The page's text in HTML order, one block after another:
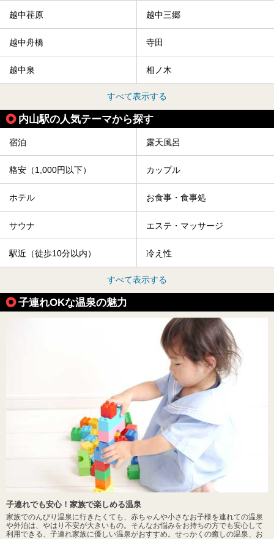
越中荏原 越中三郷
越中舟橋 寺田
越中泉 相ノ木
すべて表示する
内山駅の人気テーマから探す
宿泊 露天風呂
格安（1,000円以下） カップル
ホテル お食事・食事処
サウナ エステ・マッサージ
駅近（徒歩10分以内） 冷え性
すべて表示する
子連れOKな温泉の魅力
子連れでも安心！家族で楽しめる温泉
家族でのんびり温泉に行きたくても、赤ちゃんや小さなお子様を連れての温泉
や外泊は、やはり不安が大きいもの。そんなお悩みをお持ちの方でも安心して
利用できる、子連れ家族に優しい温泉がおすすめ。せっかくの癒しの温泉、お